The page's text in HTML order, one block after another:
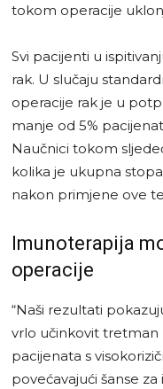
tokom operacije
Svi pacijenti u
rak. U slučaju
operacije rak je u
manje od 5%
Naučnici tokom
kolika je ukupna
nakon primjene ove
Imunoterapija
operacije
“Naši rezultati
vrlo učinkovit tretman
pacijenata s
povećavajući šanse